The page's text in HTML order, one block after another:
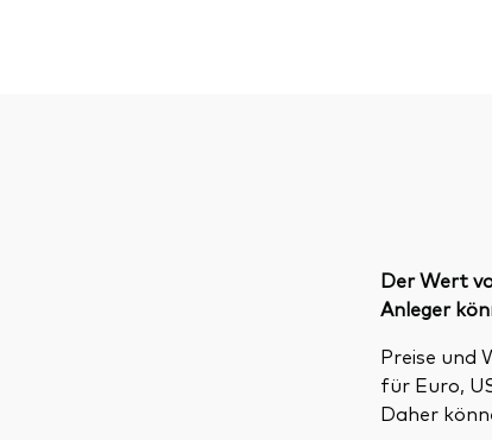
Der Wert
Anleger
Preise und
für Euro,
Daher